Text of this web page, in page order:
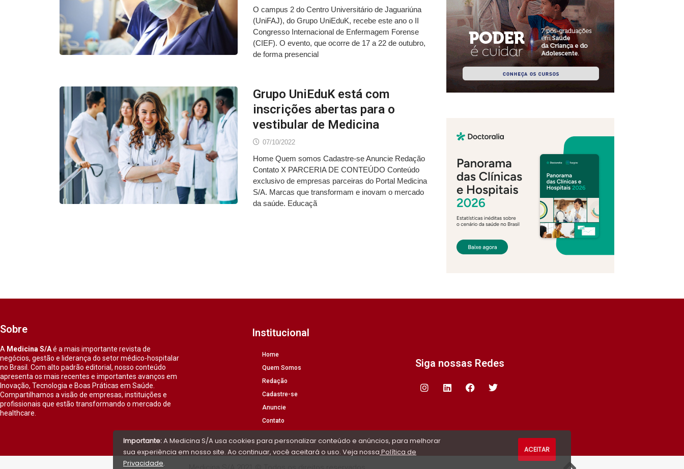
O campus 2 do Centro Universitário de Jaguariúna
(UniFAJ), do Grupo UniEduK, recebe este ano o II
Congresso Internacional de Enfermagem Forense
(CIEF). O evento, que ocorre de 17 a 22 de outubro,
de forma presencial
Grupo UniEduK está com
inscrições abertas para o
vestibular de Medicina
07/10/2022
Home Quem somos Cadastre-se Anuncie Redação
Contato X PARCERIA DE CONTEÚDO Conteúdo
exclusivo de empresas parceiras do Portal Medicina
S/A. Marcas que transformam e inovam o mercado
da saúde. Educaçã
Sobre
A Medicina S/Aé a mais importante revista de
negócios, gestão e liderança do setor médico-hospitalar
no Brasil. Com alto padrão editorial, nosso conteúdo
apresenta os mais recentes e importantes avanços em
Inovação, Tecnologia e Boas Práticas em Saúde.
Compartilhamos a visão de empresas, instituições e
profissionais que estão transformando o mercado de
healthcare.
Institucional
Home
Quem Somos
Redação
Cadastre-se
Anuncie
Contato
Siga nossas Redes
Importante:A Medicina S/A usa cookies para personalizar conteúdo e anúncios, para melhorar
sua experiência em nosso site. Ao continuar, você aceitará o uso. Veja nossa Política de
Privacidade.
ACEITAR